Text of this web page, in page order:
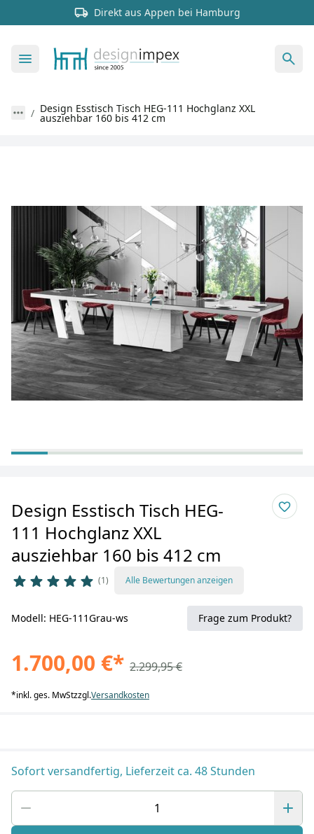
Direkt aus Appen bei Hamburg
Design Esstisch Tisch HEG-111 Hochglanz XXL
ausziehbar 160 bis 412 cm
Design Esstisch Tisch HEG-
111 Hochglanz XXL
ausziehbar 160 bis 412 cm
1 Alle Bewertungen anzeigen
Modell: HEG-111Grau-ws Frage zum Produkt?
1.700,00 €* 2.299,95 €
*inkl. ges. MwStzzgl.Versandkosten
Sofort versandfertig, Lieferzeit ca. 48 Stunden